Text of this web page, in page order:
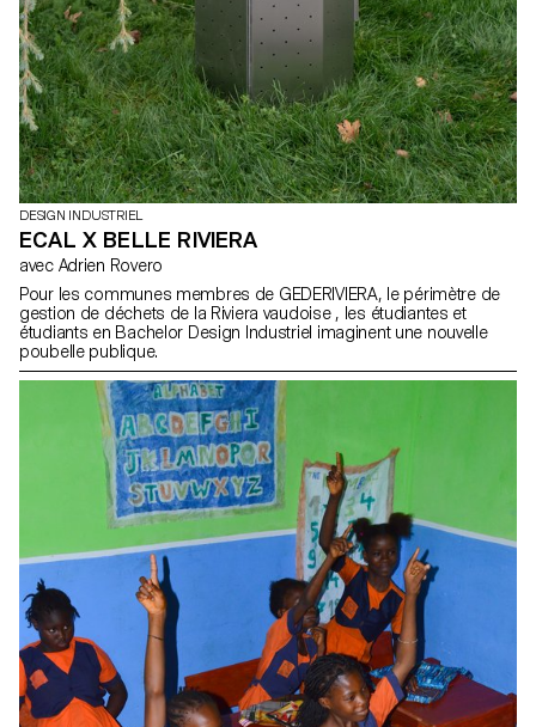
DESIGN INDUSTRIEL
ECAL X BELLE RIVIERA
avec Adrien Rovero
Pour les communes membres de GEDERIVIERA, le périmètre de
gestion de déchets de la Riviera vaudoise , les étudiantes et
étudiants en Bachelor Design Industriel imaginent une nouvelle
poubelle publique.